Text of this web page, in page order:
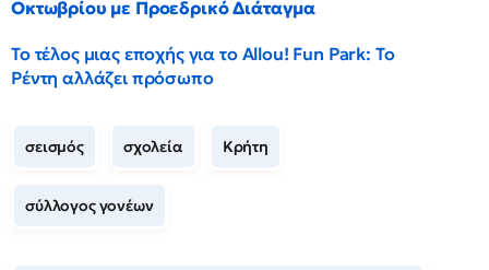
Οκτωβρίου με Προεδρικό Διάταγμα
Το τέλος μιας εποχής για το Allou! Fun Park: Το
Ρέντη αλλάζει πρόσωπο
σεισμός σχολεία Κρήτη
σύλλογος γονέων